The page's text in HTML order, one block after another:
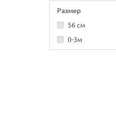
Размер
56 см
0-3м